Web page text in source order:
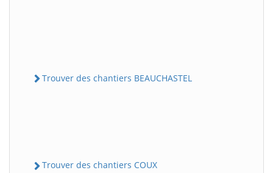
Trouver des chantiers BEAUCHASTEL
Trouver des chantiers COUX